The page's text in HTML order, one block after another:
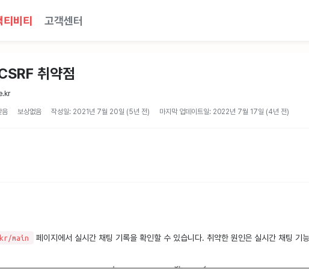
티비티 고객센터
취약점
음 보상없음 작성일: 2021년 7월 20일 (5년 전) 마지막 업데이트일: 2022년 7월 17일 (4년 전)
main 페이지에서 실시간 채팅 기록을 확인할 수 있습니다. 취약한 원인은 실시간 채팅 기